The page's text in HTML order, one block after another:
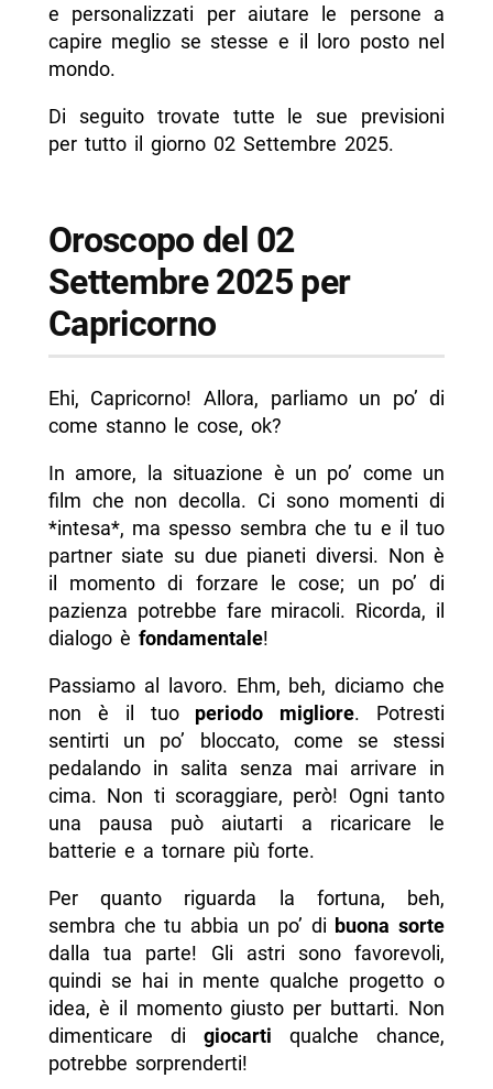
e personalizzati per aiutare le persone a
capire meglio se stesse e il loro posto nel
mondo.
Di seguito trovate tutte le sue previsioni
per tutto il giorno 02 Settembre 2025.
Oroscopo del 02
Settembre 2025 per
Capricorno
Ehi, Capricorno! Allora, parliamo un po’ di
come stanno le cose, ok?
In amore, la situazione è un po’ come un
film che non decolla. Ci sono momenti di
*intesa*, ma spesso sembra che tu e il tuo
partner siate su due pianeti diversi. Non è
il momento di forzare le cose; un po’ di
pazienza potrebbe fare miracoli. Ricorda, il
dialogo è fondamentale!
Passiamo al lavoro. Ehm, beh, diciamo che
non è il tuo periodo migliore. Potresti
sentirti un po’ bloccato, come se stessi
pedalando in salita senza mai arrivare in
cima. Non ti scoraggiare, però! Ogni tanto
una pausa può aiutarti a ricaricare le
batterie e a tornare più forte.
Per quanto riguarda la fortuna, beh,
sembra che tu abbia un po’ di buona sorte
dalla tua parte! Gli astri sono favorevoli,
quindi se hai in mente qualche progetto o
idea, è il momento giusto per buttarti. Non
dimenticare di giocarti qualche chance,
potrebbe sorprenderti!